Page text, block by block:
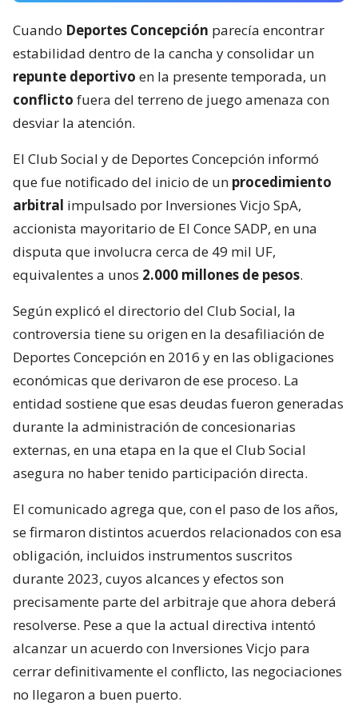
Cuando Deportes Concepción parecía encontrar
estabilidad dentro de la cancha y consolidar un
repunte deportivo en la presente temporada, un
conflicto fuera del terreno de juego amenaza con
desviar la atención.
El Club Social y de Deportes Concepción informó
que fue notificado del inicio de un procedimiento
arbitral impulsado por Inversiones Vicjo SpA,
accionista mayoritario de El Conce SADP, en una
disputa que involucra cerca de 49 mil UF,
equivalentes a unos 2.000 millones de pesos.
Según explicó el directorio del Club Social, la
controversia tiene su origen en la desafiliación de
Deportes Concepción en 2016 y en las obligaciones
económicas que derivaron de ese proceso. La
entidad sostiene que esas deudas fueron generadas
durante la administración de concesionarias
externas, en una etapa en la que el Club Social
asegura no haber tenido participación directa.
El comunicado agrega que, con el paso de los años,
se firmaron distintos acuerdos relacionados con esa
obligación, incluidos instrumentos suscritos
durante 2023, cuyos alcances y efectos son
precisamente parte del arbitraje que ahora deberá
resolverse. Pese a que la actual directiva intentó
alcanzar un acuerdo con Inversiones Vicjo para
cerrar definitivamente el conflicto, las negociaciones
no llegaron a buen puerto.